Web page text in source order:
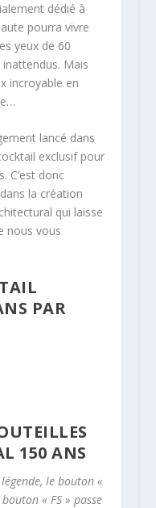
dédié à
pourra vivre
yeux de 60
Mais
incroyable en
lancé dans
exclusif pour
C’est donc
la création
qui laisse
nous vous
PAR
150 ANS
le bouton «
« FS » passe